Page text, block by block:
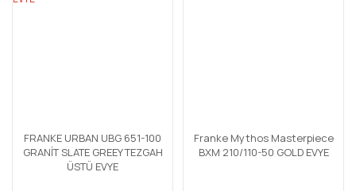
FRANKE URBAN UBG 651-100
GRANİT SLATE GREEY TEZGAH
ÜSTÜ EVYE
Franke Mythos Masterpiece
BXM 210/110-50 GOLD EVYE